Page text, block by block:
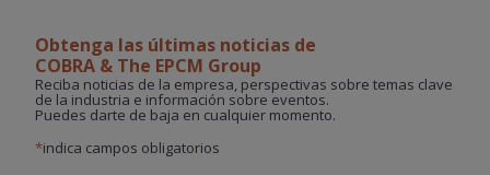
Obtenga las últimas noticias de
COBRA & The EPCM Group
Reciba noticias de la empresa, perspectivas sobre temas clave
de la industria e información sobre eventos.
Puedes darte de baja en cualquier momento.
*indica campos obligatorios